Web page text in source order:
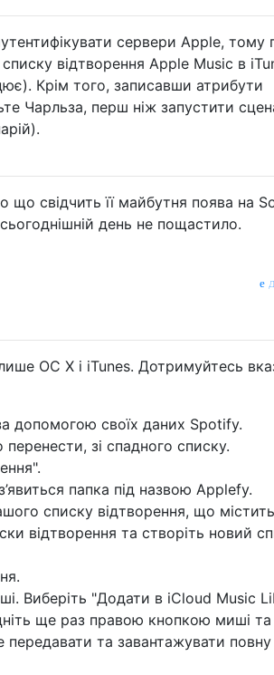
сервери Apple, тому
відтворення Apple Music в
Крім того, записавши атрибути
Чарльза, перш ніж запустити
що свідчить її майбутня поява на
день не пощастило.
ОС X і iTunes. Дотримуйтесь
допомогою своїх даних Spotify.
зі спадного списку.
папка під назвою Applefy.
списку відтворення, що
відтворення та створіть новий
Виберіть "Додати в iCloud Music
ще раз правою кнопкою миші та
та завантажувати повну